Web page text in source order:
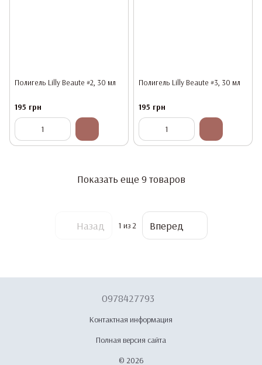
Полигель Lilly Beaute #2, 30 мл
195 грн
Полигель Lilly Beaute #3, 30 мл
195 грн
Показать еще 9 товаров
Назад 1 из 2 Вперед
0978427793
Контактная информация
Полная версия сайта
© 2026